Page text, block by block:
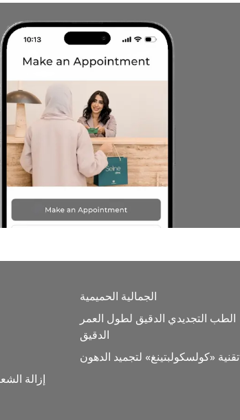
الجمالية الحميمية
الطب التجديدي الدقيق لطول العمر
الدقيق
تقنية «كولسكولبتينغ» لتجميد الدهون
إزالة